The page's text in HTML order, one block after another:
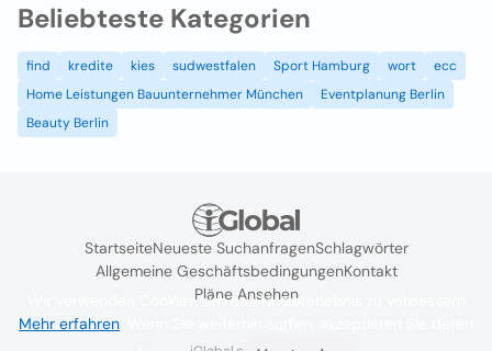
Beliebteste Kategorien
find kredite kies sudwestfalen Sport Hamburg wort
ecc
Home Leistungen Bauunternehmer München
Eventplanung Berlin
Beauty Berlin
StartseiteNeueste SuchanfragenSchlagwörter
Allgemeine GeschäftsbedingungenKontakt
Pläne Ansehen
Wir verwenden Cookies, um das Nutzererlebnis zu verbessern
Mehr erfahren